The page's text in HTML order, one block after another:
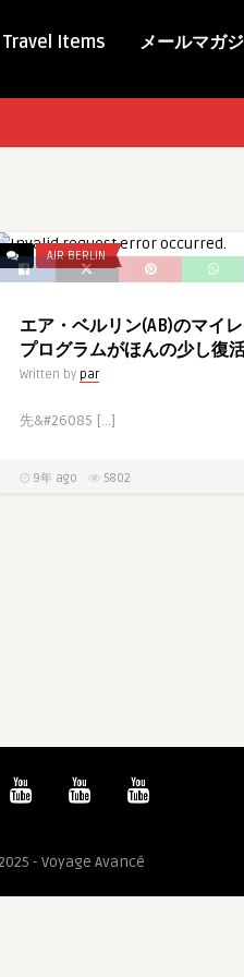
Travel Items メールマガ
AIR BERLIN
エア・ベルリン(AB)のマイ
プログラムがほんの少し復
Written by par
先&#26085 […]
9年 ago 5802
- Voyage Avancé